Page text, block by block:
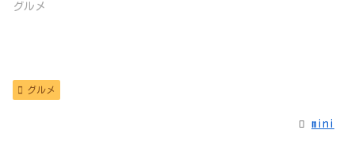
グルメ
グルメ
mini